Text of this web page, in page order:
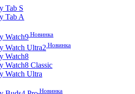
Tab S
Tab A
Watch9 Новинка
Watch Ultra2 Новинка
Watch8
Watch8 Classic
Watch Ultra
Новинка